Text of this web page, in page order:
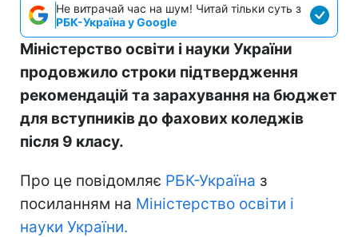
Не витрачай час на шум! Читай тільки суть з
РБК-Україна у Google
Міністерство освіти і науки України
продовжило строки підтвердження
рекомендацій та зарахування на бюджет
для вступників до фахових коледжів
після 9 класу.
Про це повідомляє РБК-Україна з
посиланням на Міністерство освіти і
науки України.